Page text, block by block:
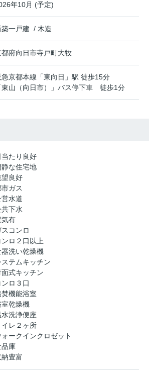
年10月 (予定)
築一戸建 / 木造
都府向日市寺戸町大牧
急京都本線 「東向日 」駅 徒歩15分
東山（向日市）」バス停下車 徒歩1分
当たり良好
静な住宅地
望良好
ガス
営水道
共下水
気有
スコンロ
ンロ２口以上
器洗い乾燥機
ステムキッチン
面式キッチン
ンロ３口
焚機能浴室
室乾燥機
水洗浄便座
イレ２ヶ所
ォークインクロゼット
品庫
納豊富